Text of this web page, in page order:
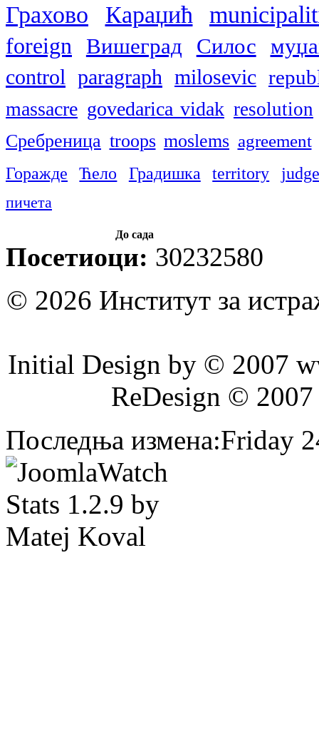
Грахово Караџић
foreign Вишеград Силос
control paragraph milosevic
massacre govedarica vidak resolution
Сребреница troops moslems agreement
Горажде Ћело Градишка territory judge
пичета
До сада
Посетиоци: 30232580
© 2026 Институт за
Initial Design by © 2007
ReDesign ©
Последња измена:Friday